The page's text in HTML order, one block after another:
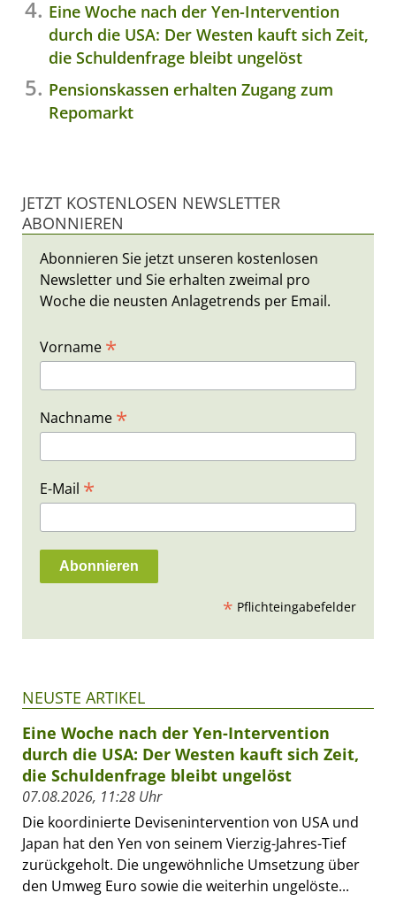
Eine Woche nach der Yen-Intervention
durch die USA: Der Westen kauft sich Zeit,
die Schuldenfrage bleibt ungelöst
Pensionskassen erhalten Zugang zum
Repomarkt
JETZT KOSTENLOSEN NEWSLETTER
ABONNIEREN
Abonnieren Sie jetzt unseren kostenlosen
Newsletter und Sie erhalten zweimal pro
Woche die neusten Anlagetrends per Email.
Vorname *
Nachname *
E-Mail *
* Pflichteingabefelder
NEUSTE ARTIKEL
Eine Woche nach der Yen-Intervention
durch die USA: Der Westen kauft sich Zeit,
die Schuldenfrage bleibt ungelöst
07.08.2026, 11:28 Uhr
Die koordinierte Devisenintervention von USA und
Japan hat den Yen von seinem Vierzig-Jahres-Tief
zurückgeholt. Die ungewöhnliche Umsetzung über
den Umweg Euro sowie die weiterhin ungelöste...